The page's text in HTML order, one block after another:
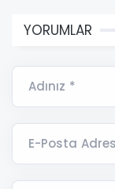
YORUMLAR
Adınız *
E-Posta